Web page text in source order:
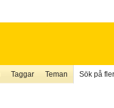
Taggar Teman Sök på